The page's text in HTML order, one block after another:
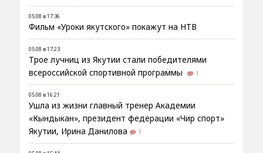
05.08 в 17:36
Фильм «Уроки якутского» покажут на НТВ
05.08 в 17:23
Трое лучниц из Якутии стали победителями
всероссийской спортивной программы
1
05.08 в 16:21
Ушла из жизни главный тренер Академии
«Кындыкан», президент федерации «Чир спорт»
Якутии, Ирина Данилова
1